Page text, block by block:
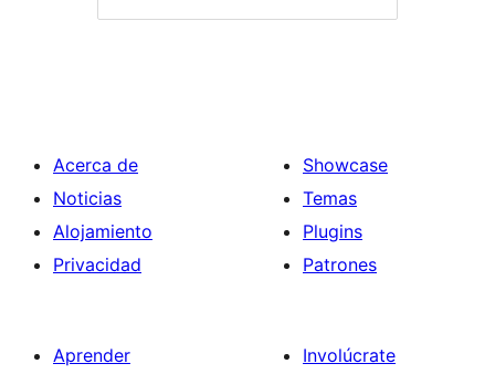
Acerca de
Noticias
Alojamiento
Privacidad
Showcase
Temas
Plugins
Patrones
Aprender
Involúcrate